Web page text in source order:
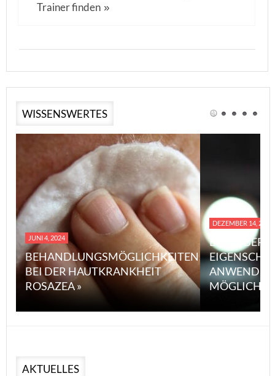
Trainer finden »
WISSENSWERTES
JUNI 4, 2024
BEHANDLUNGSMÖGLICHKEITEN
BEI DER HAUTKRANKHEIT
ROSAZEA »
DEZEMBER 14, 2023
EINE
MÖGLICHE
AKTUELLES